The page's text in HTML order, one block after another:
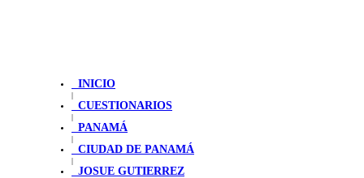
INICIO
|
CUESTIONARIOS
|
PANAMÁ
|
CIUDAD DE PANAMÁ
|
JOSUE GUTIERREZ